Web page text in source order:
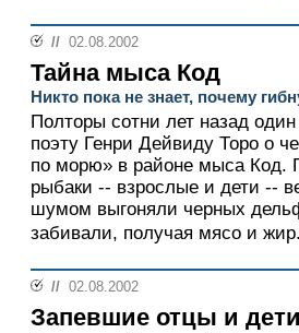
// 02.08.2002
Тайна мыса Код
Никто пока не знает, почему
Полторы сотни лет назад
поэту Генри Дейвиду Торо о
по морю» в районе мыса Код.
рыбаки -- взрослые и дети --
шумом выгоняли черных
забивали, получая мясо и
// 02.08.2002
Запевшие отцы и